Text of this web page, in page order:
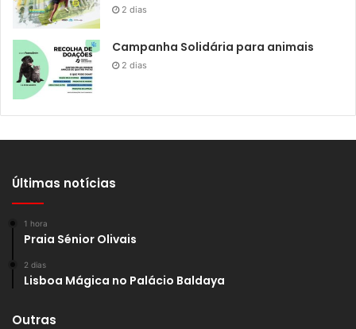
2 dias
Campanha Solidária para animais
2 dias
Últimas notícias
1 hora
Praia Sénior Olivais
2 dias
Lisboa Mágica no Palácio Baldaya
Outras